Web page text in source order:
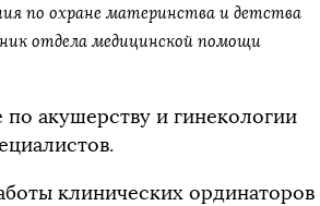
по охране материнства и детства
отдела медицинской помощи
акушерству и гинекологии
клинических ординаторов